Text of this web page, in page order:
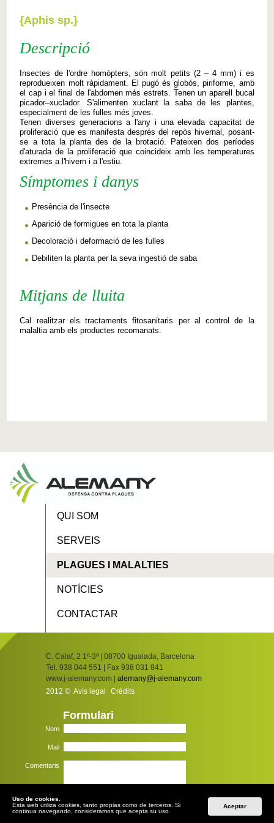
{Aphis sp.}
Descripció
Insectes de l'ordre homòpters ,són molt petits (2 – 4 mm)i es
reprodueixen molt ràpidament. El pugó és globós ,piriforme
amb
el cap i el final de l'abdomen més estrets Tenen un aparell
bucal
picador–xuclador. S'alimenten xuclant la saba de les plantes
especialment de les fulles més joves
Tenen diverses generacions a l'any i una elevada capacitat de
proliferació que es manifesta després del repòs hivernal
posant-
se a tota la planta des de la brotació Pateixen dos períodes
d'aturada de la proliferació que coincideix amb les temperatures
extremes a l'hivern i a l'estiu
Símptomes i danys
Presència de l'insecte
Aparició de formigues en tota la planta
Decoloració i deformació de les fulles
Debiliten la planta per la seva ingestió de saba
Mitjans de lluita
Cal realitzar els tractaments fitosanitaris per al control
de la
malaltia amb els productes recomanats
QUI SOM
SERVEIS
PLAGUES I MALALTIES
NOTÍCIES
CONTACTAR
C. Calaf, 2 1º-3ª | 08700 Igualada, Barcelona
Tel. 938 044 551 | Fax 938 031 841
www.j-alemany.com | alemany@j-alemany.com
2012 © Avís legal Crèdits
Formulari
Nom
Mail
Comentaris
Uso de cookies.
Esta web utiliza cookies, tanto propias como de terceros. Si
continua navegando, consideramos que acepta su uso.
Aceptar